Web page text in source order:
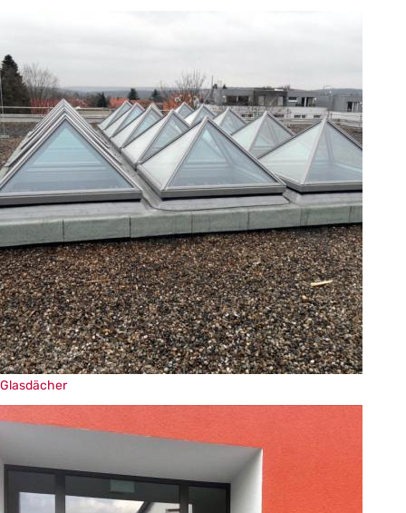
Glasdächer